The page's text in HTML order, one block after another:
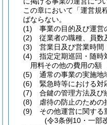
この章において「運営規
ばならない。
(1)
事業の目的及び運営
(2)
従業者の職種、員数
(3)
営業日及び営業時間
(4)
指定定期巡回・随時
用料その他の費用の額
(5)
通常の事業の実施地
(6)
緊急時等における対
(7)
合鍵の管理方法及び
(8)
虐待の防止のための
(9)
その他運営に関する
(令3条例10・一部